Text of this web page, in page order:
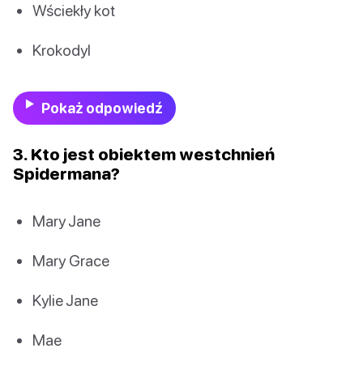
Wściekły kot
Krokodyl
Pokaż odpowiedź
3. Kto jest obiektem westchnień
Spidermana?
Mary Jane
Mary Grace
Kylie Jane
Mae